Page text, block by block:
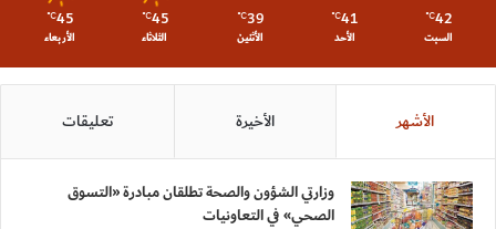
42
℃
السبت
41
℃
الأحد
39
℃
الأثنين
45
℃
الثلاثاء
45
℃
الأربعاء
الأشهر الأخيرة تعليقات
وزارتي الشؤون والصحة تطلقان مبادرة «التسوق
الصحي» في التعاونيات